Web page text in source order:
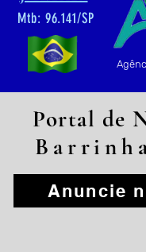
Mtb: 96.141/SP
Anuncie
Portal de